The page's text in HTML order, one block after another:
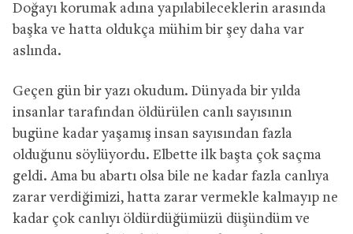
Doğayı korumak adına yapılabileceklerin arasında
başka ve hatta oldukça mühim bir şey daha var
aslında.
Geçen gün bir yazı okudum. Dünyada bir yılda
insanlar tarafından öldürülen canlı sayısının
bugüne kadar yaşamış insan sayısından fazla
olduğunu söylüyordu. Elbette ilk başta çok saçma
geldi. Ama bu abartı olsa bile ne kadar fazla canlıya
zarar verdiğimizi, hatta zarar vermekle kalmayıp ne
kadar çok canlıyı öldürdüğümüzü düşündüm ve